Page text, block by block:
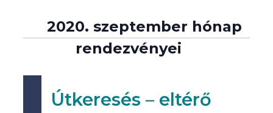
2020. szeptember hónap
rendezvényei
Útkeresés – eltérő